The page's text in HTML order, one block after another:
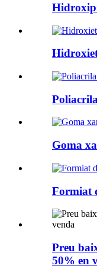
Goma
Formiat
Preu
50% en